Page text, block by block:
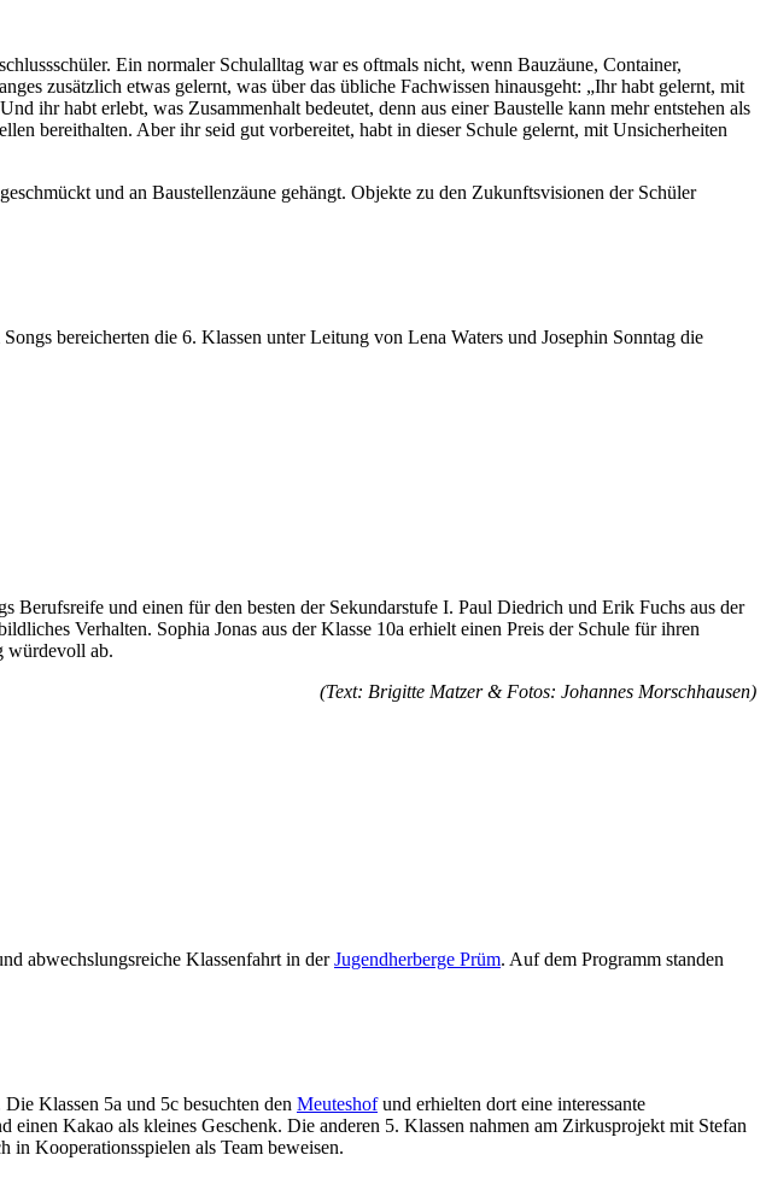
Ein normaler Schulalltag war es oftmals nicht, wenn Bauzäune, Container,
zusätzlich etwas gelernt, was über das übliche Fachwissen hinausgeht: „Ihr habt gelernt, mit
ihr habt erlebt, was Zusammenhalt bedeutet, denn aus einer Baustelle kann mehr entstehen als
bereithalten. Aber ihr seid gut vorbereitet, habt in dieser Schule gelernt, mit Unsicherheiten
und an Baustellenzäune gehängt. Objekte zu den Zukunftsvisionen der Schüler
bereicherten die 6. Klassen unter Leitung von Lena Waters und Josephin Sonntag die
und einen für den besten der Sekundarstufe I. Paul Diedrich und Erik Fuchs aus der
Verhalten. Sophia Jonas aus der Klasse 10a erhielt einen Preis der Schule für ihren
würdevoll ab.
(Text: Brigitte Matzer & Fotos: Johannes Morschhausen)
abwechslungsreiche Klassenfahrt in derJugendherberge Prüm. Auf dem Programm standen
Klassen 5a und 5c besuchten den Meuteshofund erhielten dort eine interessante
Kakao als kleines Geschenk. Die anderen 5. Klassen nahmen am Zirkusprojekt mit Stefan
in Kooperationsspielen als Team beweisen.